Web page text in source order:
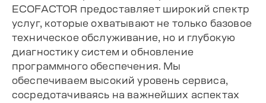
ECOFACTOR предоставляет широкий спектр
услуг, которые охватывают не только базовое
техническое обслуживание, но и глубокую
диагностику систем и обновление
программного обеспечения. Мы
обеспечиваем высокий уровень сервиса,
сосредотачиваясь на важнейших аспектах